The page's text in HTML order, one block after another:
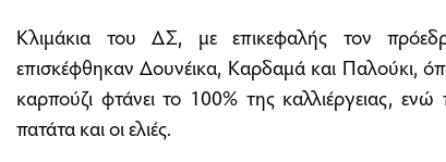
Κλιμάκια του ΔΣ, με επικεφαλής τον
επισκέφθηκαν Δουνέικα, Καρδαμά και Παλούκι,
καρπούζι φτάνει το 100% της καλλιέργειας,
πατάτα και οι ελιές.